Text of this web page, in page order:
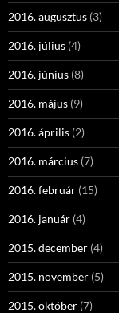
2016. augusztus (3)
2016. július (4)
2016. június (8)
2016. május (9)
2016. április (2)
2016. március (7)
2016. február (15)
2016. január (4)
2015. december (4)
2015. november (5)
2015. október (7)